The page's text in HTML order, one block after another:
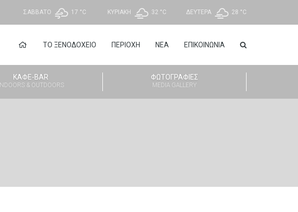
ΣΆΒΒΑΤΟ 17 °C ΚΥΡΙΑΚΉ 32 °C ΔΕΥΤΈΡΑ 28 °C
ΤΟ ΞΕΝΟΔΟΧΕΊΟ ΠΕΡΙΟΧΉ ΝΈΑ ΕΠΙΚΟΙΝΩΝΊΑ
ΚΑΦΈ-BAR
INDOORS & OUTDOORS
ΦΩΤΟΓΡΑΦΊΕΣ
MEDIA GALLERY